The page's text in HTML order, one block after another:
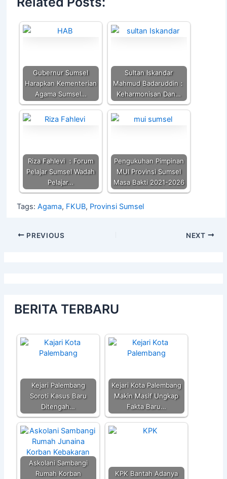
s
p
e
b
o
k
er l
Li
k
Gubernur Sumsel
Harapkan Kementerian
Agama Sumsel…
Sultan Iskandar
Mahmud Badaruddin：
Keharmonisan Dan…
Riza Fahlevi ：Forum
Pelajar Sumsel Wadah
Pelajar…
Pengukuhan Pimpinan
MUI Provinsi Sumsel
Masa Bakti 2021-2026
Tags: Agama, FKUB, Provinsi Sumsel
PREVIOUS NEXT
BERITA TERBARU
Kejari Palembang
Soroti Kasus Baru
Ditengah…
Kejari Kota Palembang
Makin Masif Ungkap
Fakta Baru…
Askolani Sambangi
Rumah Korban
KPK Bantah Adanya